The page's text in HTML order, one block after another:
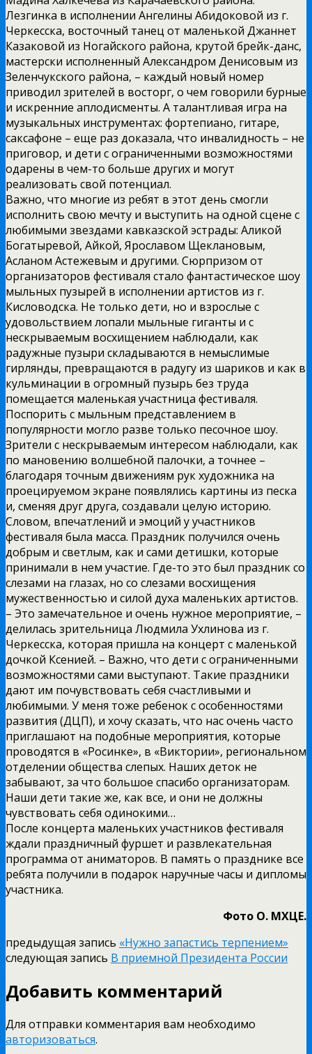
Лезгинка в исполнении Ангелины Абидоковой из г.
Черкесска, восточный танец от маленькой Джаннет
Казаковой из Ногайского района, крутой брейк-данс,
мастерски исполненный Александром Денисовым из
Зеленчукского района, – каждый новый номер
приводил зрителей в восторг, о чем говорили бурные
и искренние аплодисменты. А талантливая игра на
музыкальных инструментах: фортепиано, гитаре,
саксафоне – еще раз доказала, что инвалидность – не
приговор, и дети с ограниченными возможностями
одарены в чем-то больше других и могут
реализовать свой потенциал.
Важно, что многие из ребят в этот день смогли
исполнить свою мечту и выступить на одной сцене с
любимыми звездами кавказской эстрады: Аликой
Богатыревой, Айкой, Ярославом Щеклановым,
Асланом Астежевым и другими. Сюрпризом от
организаторов фестиваля стало фантастическое шоу
мыльных пузырей в исполнении артистов из г.
Кисловодска. Не только дети, но и взрослые с
удовольствием лопали мыльные гиганты и с
нескрываемым восхищением наблюдали, как
радужные пузыри складываются в немыслимые
гирлянды, превращаются в радугу из шариков и как в
кульминации в огромный пузырь без труда
помещается маленькая участница фестиваля.
Поспорить с мыльным представлением в
популярности могло разве только песочное шоу.
Зрители с нескрываемым интересом наблюдали, как
по мановению волшебной палочки, а точнее –
благодаря точным движениям рук художника на
проецируемом экране появлялись картины из песка
и, сменяя друг друга, создавали целую историю.
Словом, впечатлений и эмоций у участников
фестиваля была масса. Праздник получился очень
добрым и светлым, как и сами детишки, которые
принимали в нем участие. Где-то это был праздник со
слезами на глазах, но со слезами восхищения
мужественностью и силой духа маленьких артистов.
– Это замечательное и очень нужное мероприятие, –
делилась зрительница Людмила Ухлинова из г.
Черкесска, которая пришла на концерт с маленькой
дочкой Ксенией. – Важно, что дети с ограниченными
возможностями сами выступают. Такие праздники
дают им почувствовать себя счастливыми и
любимыми. У меня тоже ребенок с особенностями
развития (ДЦП), и хочу сказать, что нас очень часто
приглашают на подобные мероприятия, которые
проводятся в «Росинке», в «Виктории», региональном
отделении общества слепых. Наших деток не
забывают, за что большое спасибо организаторам.
Наши дети такие же, как все, и они не должны
чувствовать себя одинокими…
После концерта маленьких участников фестиваля
ждали праздничный фуршет и развлекательная
программа от аниматоров. В память о празднике все
ребята получили в подарок наручные часы и дипломы
участника.
Фото О. МХЦЕ.
предыдущая запись «Нужно запастись терпением»
следующая запись В приемной Президента России
Добавить комментарий
Для отправки комментария вам необходимо
авторизоваться.